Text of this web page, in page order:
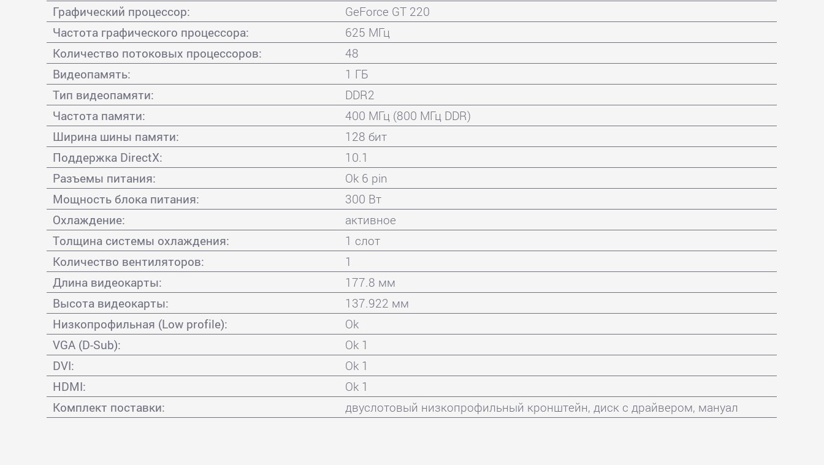
Графический процессор:
GeForce GT 220
Частота графического процессора:
625 МГц
Количество потоковых процессоров:
48
Видеопамять:
1 ГБ
Тип видеопамяти:
DDR2
Частота памяти:
400 МГц (800 МГц DDR)
Ширина шины памяти:
128 бит
Поддержка DirectX:
10.1
Разъемы питания:
Ok 6 pin
Мощность блока питания:
300 Вт
Охлаждение:
активное
Толщина системы охлаждения:
1 слот
Количество вентиляторов:
1
Длина видеокарты:
177.8 мм
Высота видеокарты:
137.922 мм
Низкопрофильная (Low profile):
Ok
VGA (D-Sub):
Ok 1
DVI:
Ok 1
HDMI:
Ok 1
Комплект поставки:
двуслотовый низкопрофильный кронштейн, диск с драйвером, мануал